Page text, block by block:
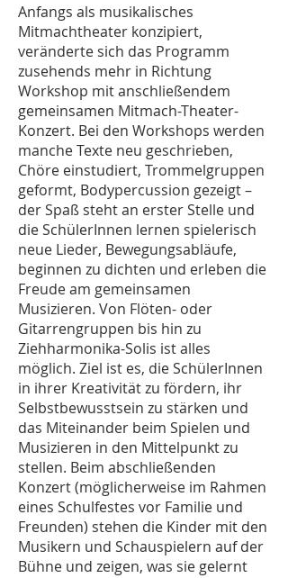
Anfangs als musikalisches
Mitmachtheater konzipiert,
veränderte sich das Programm
zusehends mehr in Richtung
Workshop mit anschließendem
gemeinsamen Mitmach-Theater-
Konzert. Bei den Workshops werden
manche Texte neu geschrieben,
Chöre einstudiert, Trommelgruppen
geformt, Bodypercussion gezeigt –
der Spaß steht an erster Stelle und
die SchülerInnen lernen spielerisch
neue Lieder, Bewegungsabläufe,
beginnen zu dichten und erleben die
Freude am gemeinsamen
Musizieren. Von Flöten- oder
Gitarrengruppen bis hin zu
Ziehharmonika-Solis ist alles
möglich. Ziel ist es, die SchülerInnen
in ihrer Kreativität zu fördern, ihr
Selbstbewusstsein zu stärken und
das Miteinander beim Spielen und
Musizieren in den Mittelpunkt zu
stellen. Beim abschließenden
Konzert (möglicherweise im Rahmen
eines Schulfestes vor Familie und
Freunden) stehen die Kinder mit den
Musikern und Schauspielern auf der
Bühne und zeigen, was sie gelernt